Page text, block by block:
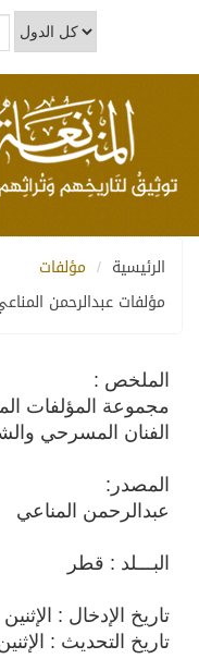
الرئيسية
مؤلفات
مؤلفات عبدالرحمن
الملخص :
مجموعة المؤلفات
الفنان المسرحي
المصدر:
عبدالرحمن المناعي
البـــلد : قطر
تاريخ الإدخال : الإثنين ١٥ / ديسمبر / ٢٠٠٨
تاريخ التحديث : الإثنين ١٥ / ديسمبر /